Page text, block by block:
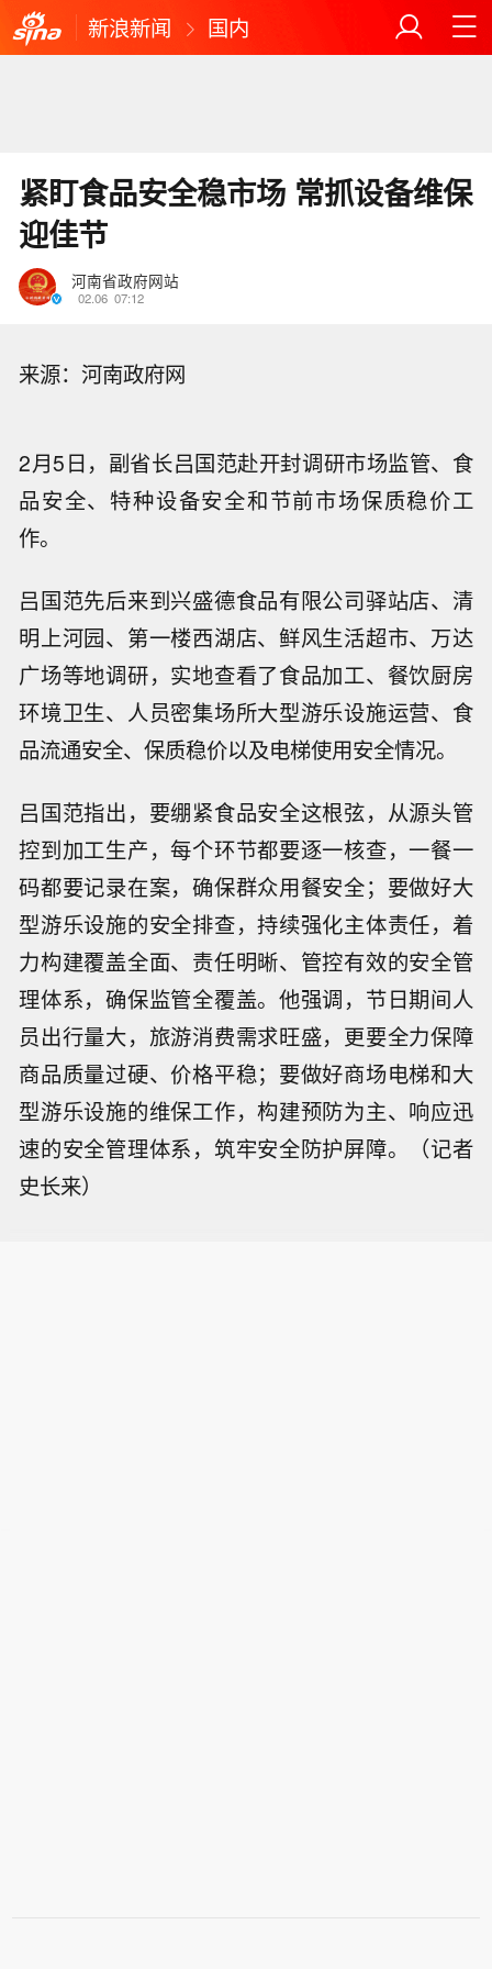
新浪新闻 国内
紧盯食品安全稳市场 常抓设备维保
迎佳节
河南省政府网站
02.06 07:12
来源：河南政府网
2月5日，副省长吕国范赴开封调研市场监管、食
品安全、特种设备安全和节前市场保质稳价工
作。
吕国范先后来到兴盛德食品有限公司驿站店、清
明上河园、第一楼西湖店、鲜风生活超市、万达
广场等地调研，实地查看了食品加工、餐饮厨房
环境卫生、人员密集场所大型游乐设施运营、食
品流通安全、保质稳价以及电梯使用安全情况。
吕国范指出，要绷紧食品安全这根弦，从源头管
控到加工生产，每个环节都要逐一核查，一餐一
码都要记录在案，确保群众用餐安全；要做好大
型游乐设施的安全排查，持续强化主体责任，着
力构建覆盖全面、责任明晰、管控有效的安全管
理体系，确保监管全覆盖。他强调，节日期间人
员出行量大，旅游消费需求旺盛，更要全力保障
商品质量过硬、价格平稳；要做好商场电梯和大
型游乐设施的维保工作，构建预防为主、响应迅
速的安全管理体系，筑牢安全防护屏障。（记者
史长来）